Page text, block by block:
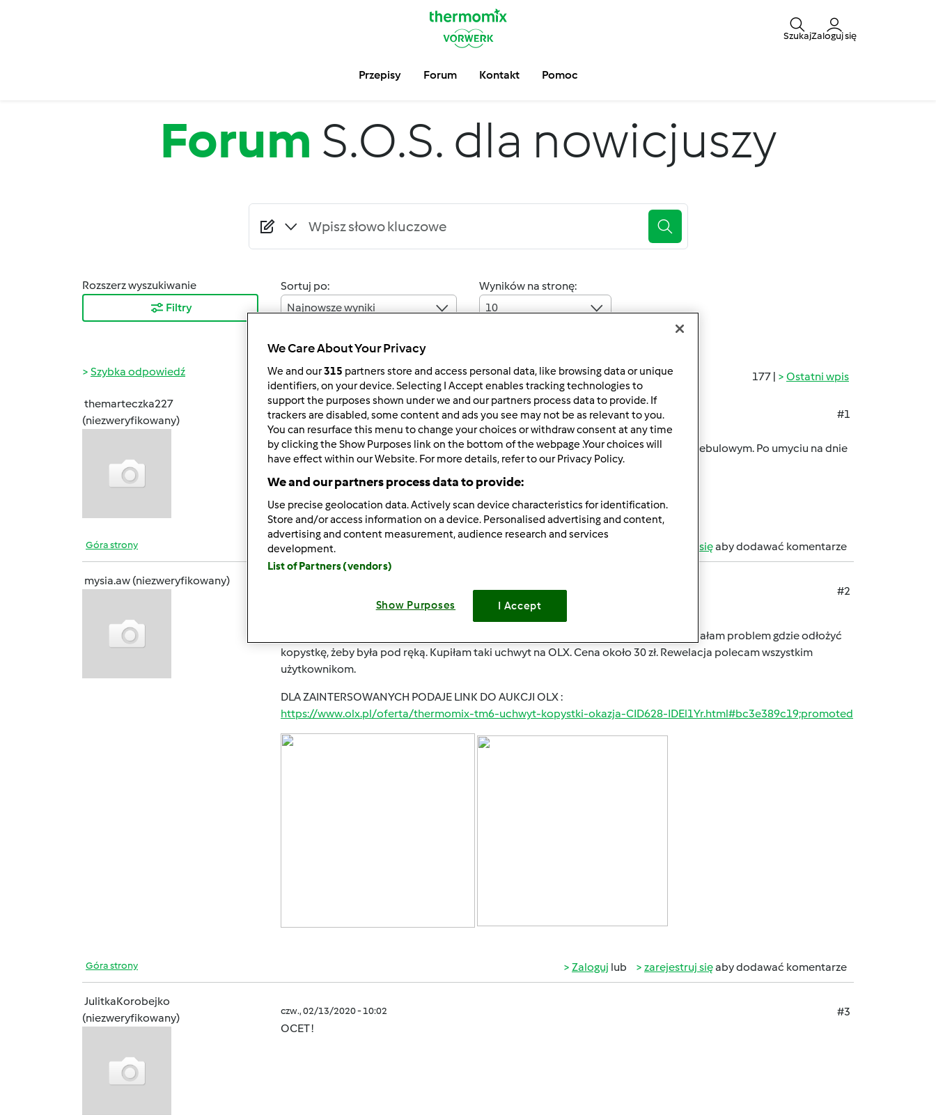
SzukajZaloguj się
Przepisy Forum Kontakt Pomoc
Forum S.O.S. dla nowicjuszy
Rozszerz wyszukiwanie
Filtry
Sortuj po:
Najnowsze wyniki
Wyników na stronę:
10
177 | Ostatni wpis
Szybka odpowiedź
themarteczka227
(niezweryfikowany)
śr., 07/08/2020 - 22:03
#1
Plamy
Hej wczoraj dotarł do mnie termomix. Dziś zrobilam coleslaw i polędwiczki w sosie cebulowym. Po umyciu na dnie
pojawiły się plamy. Czy to normalne?
Góra strony zarejestruj sięaby dodawać komentarze
mysia.aw (niezweryfikowany)
#2
Ostatnio znalazłam fajny gadżet do mojego kochanego Thermomixa TM6. Zawsze miałam problem gdzie odłożyć
kopystkę, żeby była pod ręką. Kupiłam taki uchwyt na OLX. Cena około 30 zł. Rewelacja polecam wszystkim
użytkownikom.
DLA ZAINTERSOWANYCH PODAJE LINK DO AUKCJI OLX :
https://www.olx.pl/oferta/thermomix-tm6-uchwyt-kopystki-okazja-CID628-IDEl1Yr.html#bc3e389c19;promoted
Góra strony Zaloguj lub zarejestruj sięaby dodawać komentarze
JulitkaKorobejko
(niezweryfikowany)
czw., 02/13/2020 - 10:02
#3
OCET !
We Care About Your Privacy
We and our315 partners store and access personal data, like browsing data or unique
identifiers, on your device. Selecting I Accept enables tracking technologies to
support the purposes shown under we and our partners process data to provide. If
trackers are disabled, some content and ads you see may not be as relevant to you.
You can resurface this menu to change your choices or withdraw consent at any time
by clicking the Show Purposes link on the bottom of the webpage .Your choices will
have effect within our Website. For more details, refer to our Privacy Policy.
We and our partners process data to provide:
Use precise geolocation data. Actively scan device characteristics for identification.
Store and/or access information on a device. Personalised advertising and content,
advertising and content measurement, audience research and services
development.
List of Partners (vendors)
Show Purposes I Accept